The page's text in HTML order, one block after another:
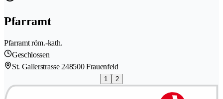
Pfarramt
Pfarramt röm.-kath.
Geschlossen
St. Gallerstrasse 248500 Frauenfeld
1 2